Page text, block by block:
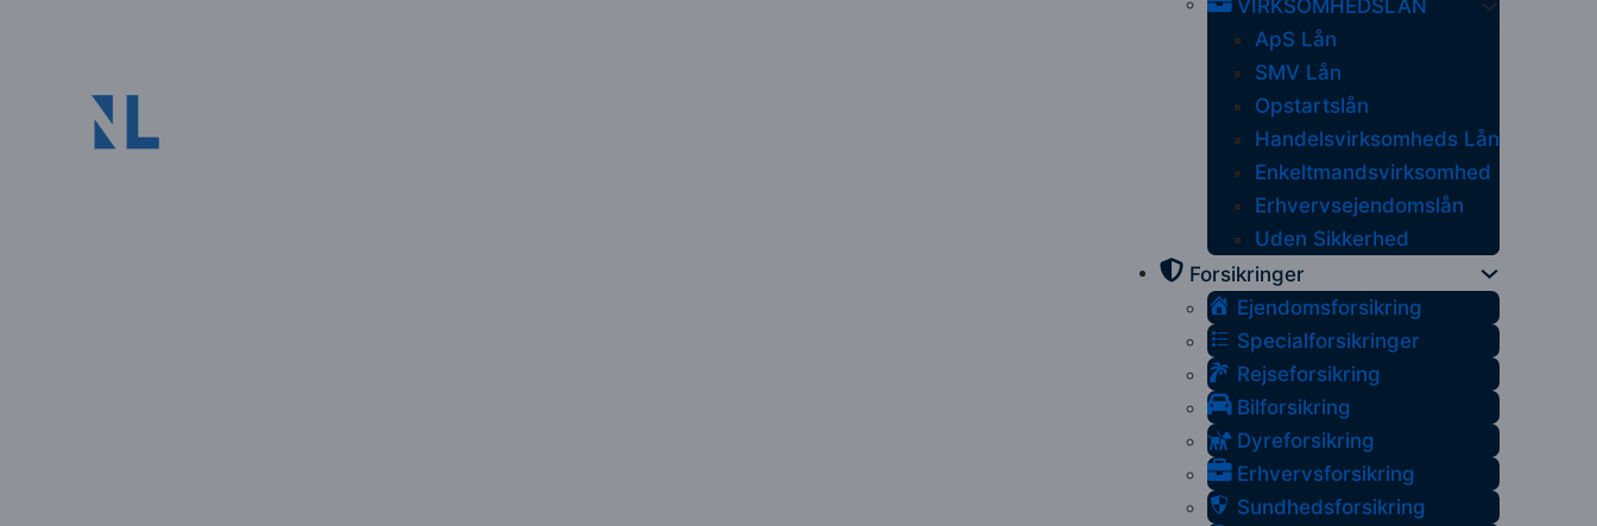
VIRKSOMHEDSLÅN
ApS Lån
SMV Lån
Opstartslån
Handelsvirksomheds Lån
Enkeltmandsvirksomhed
Erhvervsejendomslån
Uden Sikkerhed
Forsikringer
Ejendomsforsikring
Specialforsikringer
Rejseforsikring
Bilforsikring
Dyreforsikring
Erhvervsforsikring
Sundhedsforsikring